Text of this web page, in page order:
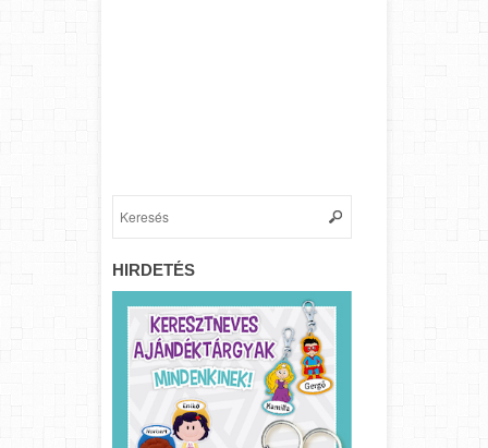
HIRDETÉS